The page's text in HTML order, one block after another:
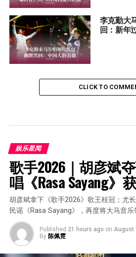
李克勤大
回：新年
CLICK TO
娱乐星闻
歌手2026｜胡彦斌
唱《Rasa Sayang》
胡彦斌拿下《歌手2026》歌王桂冠；尤
民谣《Rasa Sayang》，再度将大马音乐
Published 21 hours ago on August
By 陈佩霓